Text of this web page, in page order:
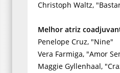
Christoph Waltz,
Melhor atriz
Penelope Cruz, "Nine"
Vera Farmiga, "Amor
Maggie Gyllenhaal,